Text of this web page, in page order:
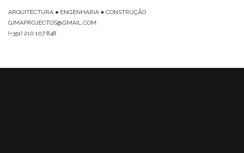
ARQUITECTURA ● ENGENHARIA ● CONSTRUÇÃO
GIMAPROJECTOS@GMAIL.COM
(+351) 210 107 848